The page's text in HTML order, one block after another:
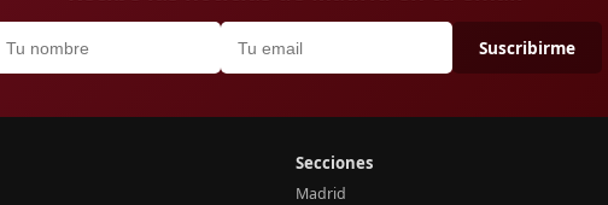
Suscribirme
Secciones
Madrid